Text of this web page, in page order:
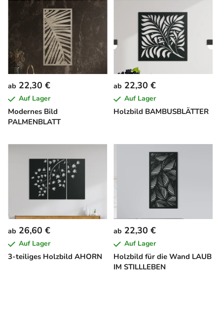
Modernes Bild
PALMENBLATT
ab 22,30 €
Auf Lager
Holzbild BAMBUSBLÄTTER
ab 22,30 €
Auf Lager
3-teiliges Holzbild AHORN
ab 26,60 €
Auf Lager
Holzbild für die Wand LAUB
IM STILLLEBEN
ab 22,30 €
Auf Lager